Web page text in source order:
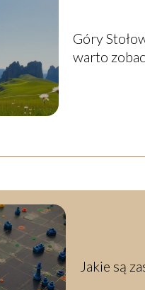
Góry
warto
Jakie są